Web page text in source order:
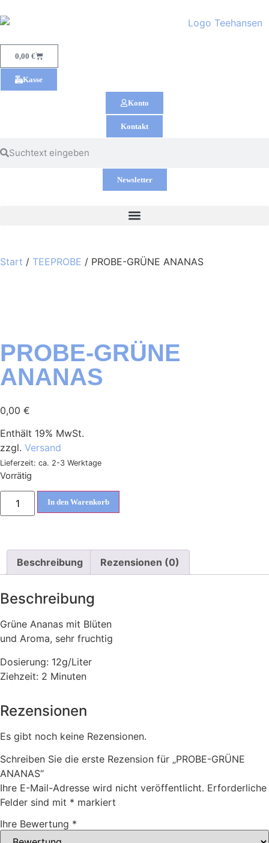
0,00 €
Kasse
Konto
Kontakt
Newsletter
Start / TEEPROBE / PROBE-GRÜNE ANANAS
PROBE-GRÜNE
ANANAS
0,00 €
Enthält 19% MwSt.
zzgl. Versand
Lieferzeit: ca. 2-3 Werktage
Vorrätig
In den Warenkorb
Beschreibung Rezensionen (0)
Beschreibung
Grüne Ananas mit Blüten
und Aroma, sehr fruchtig
Dosierung: 12g/Liter
Ziehzeit: 2 Minuten
Rezensionen
Es gibt noch keine Rezensionen.
Schreiben Sie die erste Rezension für „PROBE-GRÜNE
ANANAS“
Ihre E-Mail-Adresse wird nicht veröffentlicht. Erforderliche
Felder sind mit * markiert
Ihre Bewertung *